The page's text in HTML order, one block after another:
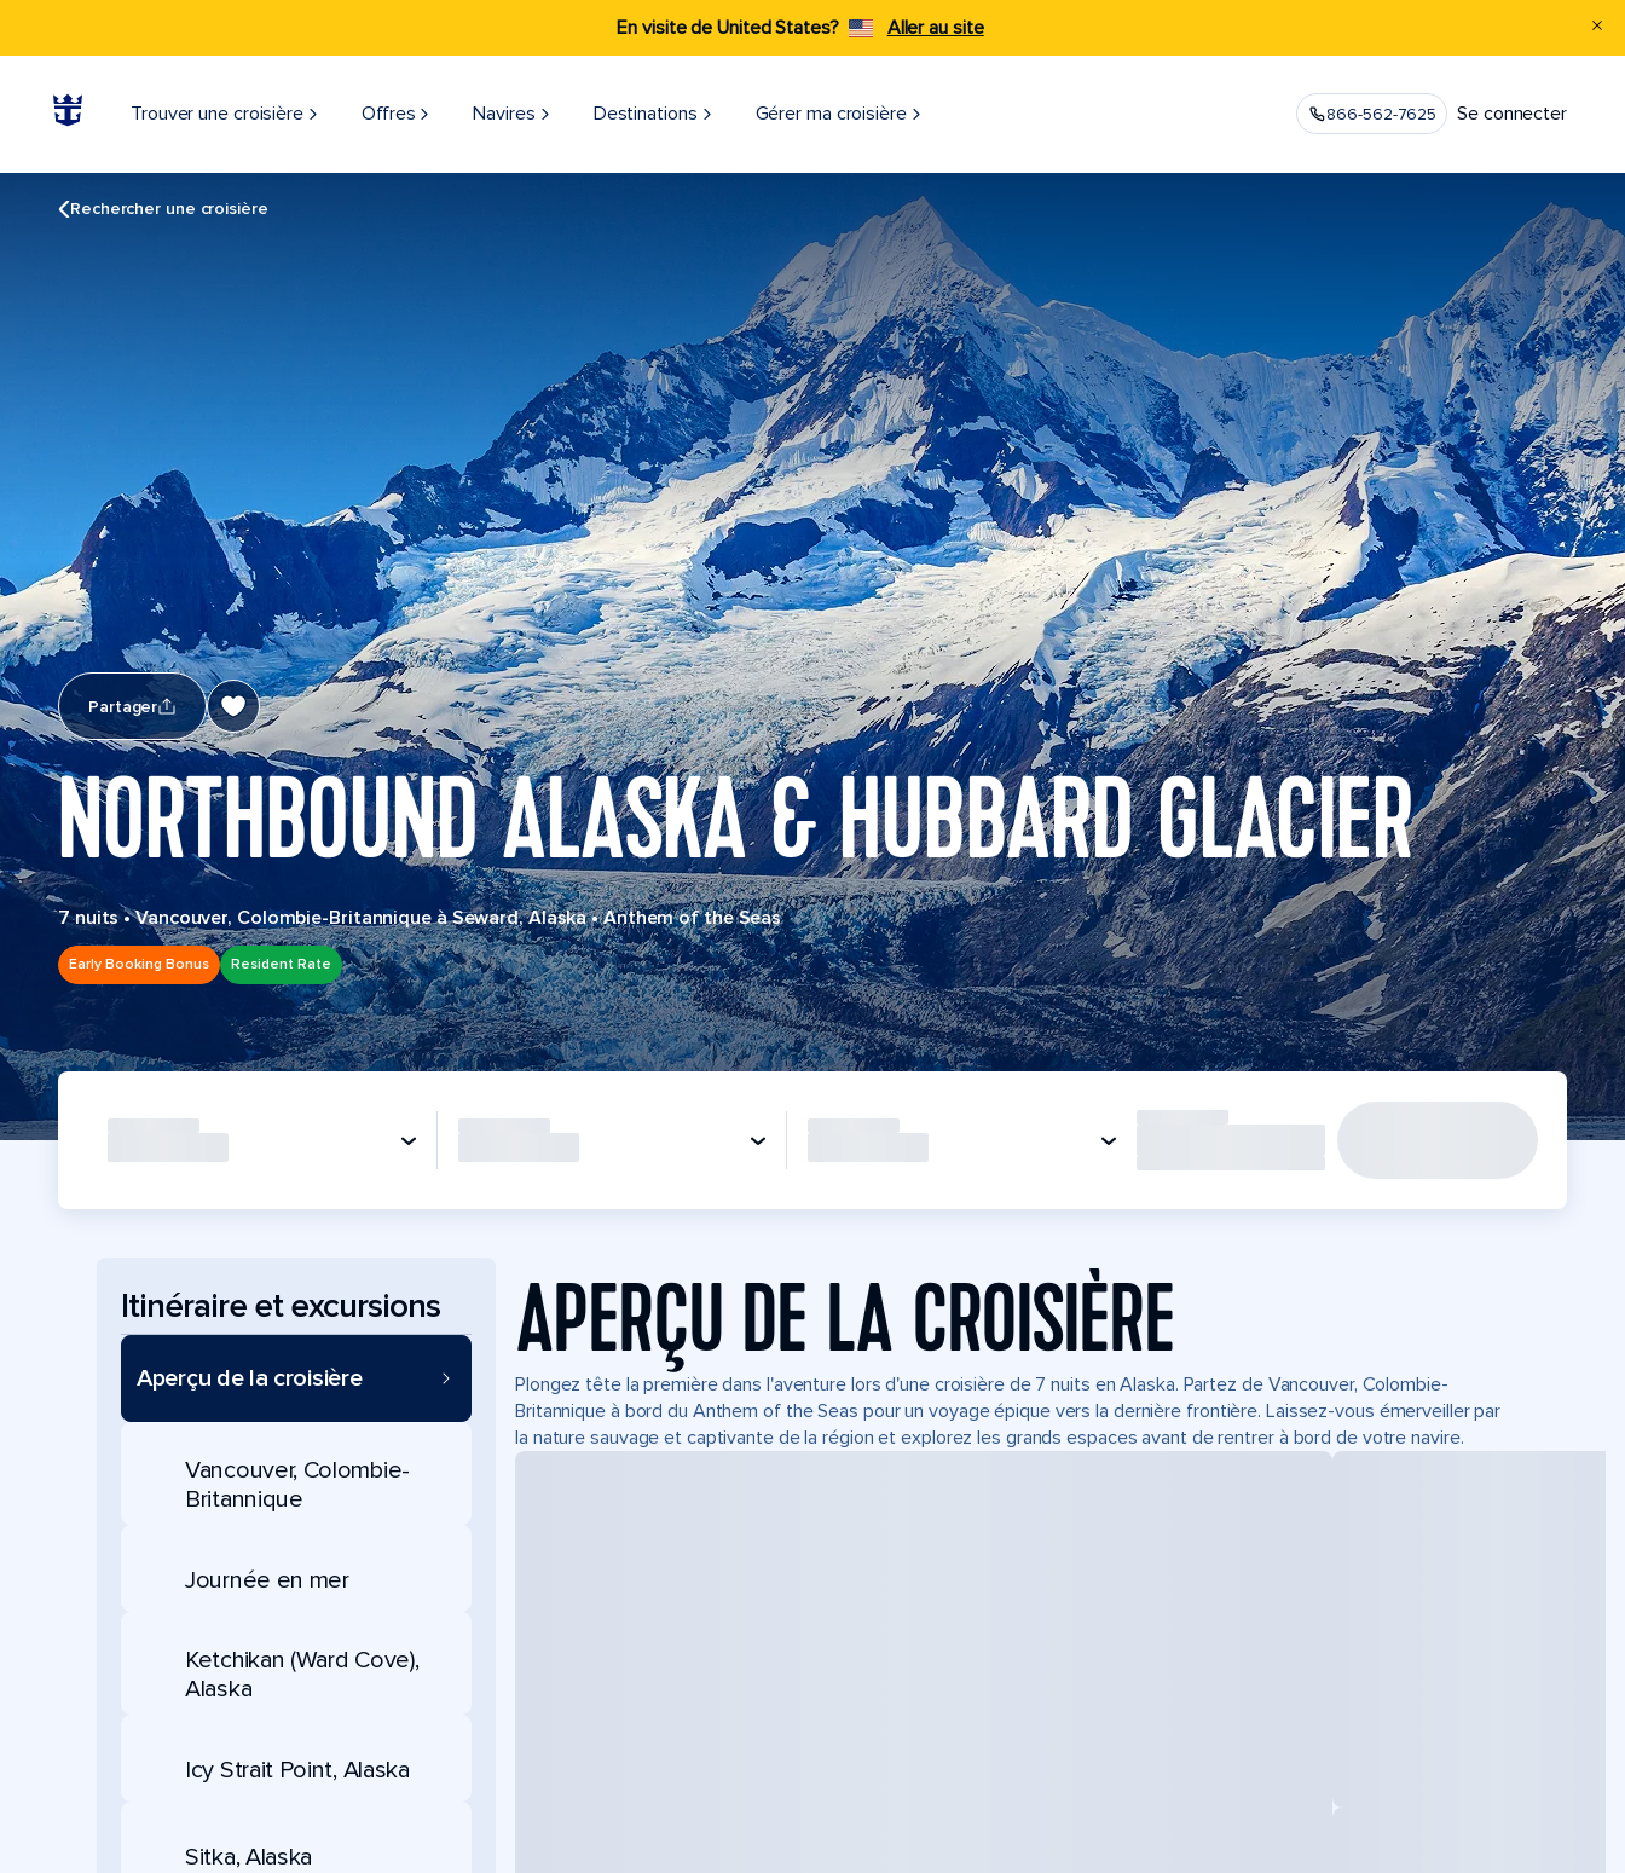
En visite de United States? Aller au site
Trouver une croisière Offres Navires Destinations Gérer ma croisière​ 866-562-7625 Se connecter
Rechercher une croisière
Partager
NORTHBOUND ALASKA & HUBBARD GLACIER
7 nuits•Vancouver, Colombie-Britannique à Seward, Alaska•Anthem of the Seas
Early Booking Bonus Resident Rate
Itinéraire et excursions
Aperçu de la croisière
Vancouver, Colombie-
Britannique
Journée en mer
Ketchikan (Ward Cove),
Alaska
Icy Strait Point, Alaska
Sitka, Alaska
APERÇU DE LA CROISIÈRE
Plongez tête la première dans l'aventure lors d'une croisière de 7 nuits en Alaska. Partez de Vancouver, Colombie-
Britannique à bord du Anthem of the Seas pour un voyage épique vers la dernière frontière. Laissez-vous émerveiller par
la nature sauvage et captivante de la région et explorez les grands espaces avant de rentrer à bord de votre navire.